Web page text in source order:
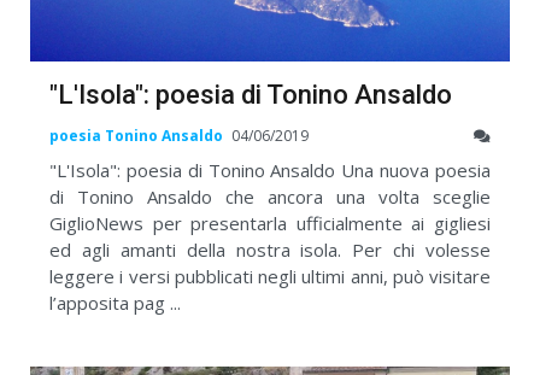
"L'Isola": poesia di Tonino Ansaldo
poesia Tonino Ansaldo 04/06/2019
"L'Isola": poesia di Tonino Ansaldo Una nuova poesia
di Tonino Ansaldo che ancora una volta sceglie
GiglioNews per presentarla ufficialmente ai gigliesi
ed agli amanti della nostra isola. Per chi volesse
leggere i versi pubblicati negli ultimi anni, può visitare
l’apposita pag ...